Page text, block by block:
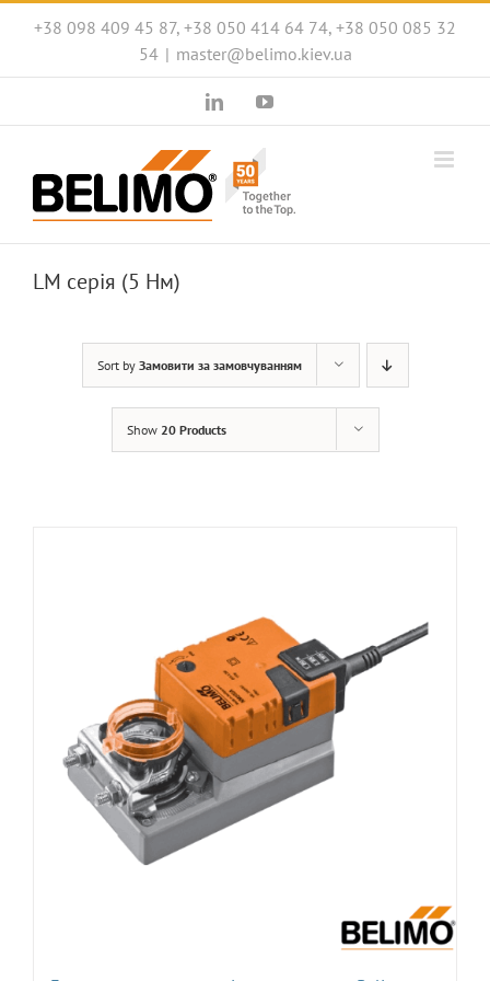
+38 098 409 45 87, +38 050 414 64 74, +38 050 085 32
54 | master@belimo.kiev.ua
LinkedInYouTube
LM серія (5 Нм)
Sort by Замовити за замовчуванням
Show 20 Products